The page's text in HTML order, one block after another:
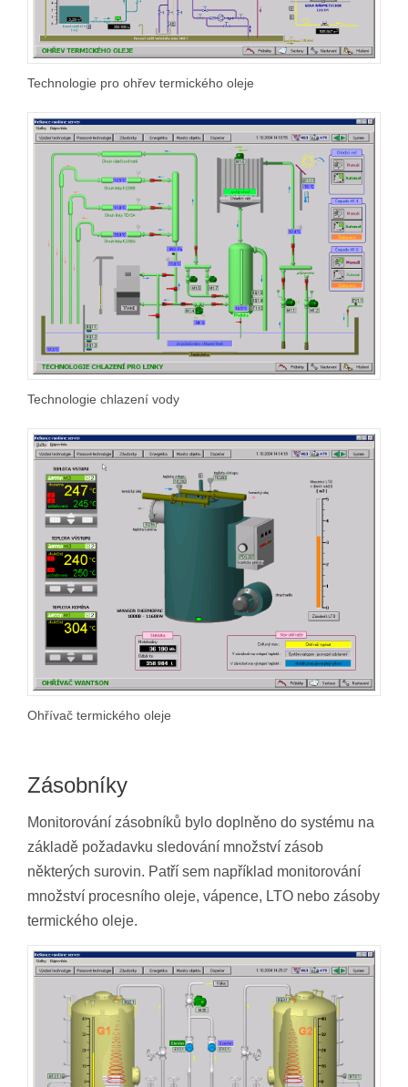
Technologie pro ohřev termického oleje
Technologie chlazení vody
Ohřívač termického oleje
Zásobníky
Monitorování zásobníků bylo doplněno do systému na
základě požadavku sledování množství zásob
některých surovin. Patří sem například monitorování
množství procesního oleje, vápence, LTO nebo zásoby
termického oleje.